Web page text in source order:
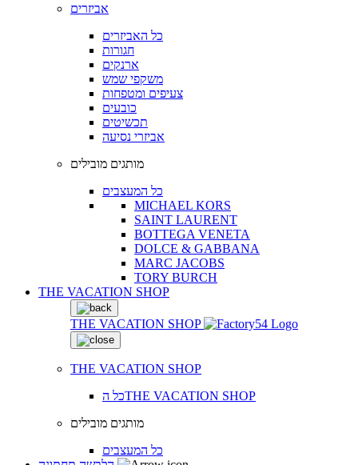
אביזרים
כל האביזרים
חגורות
ארנקים
משקפי שמש
צעיפים ומטפחות
כובעים
תכשיטים
אביזרי נסיעה
מותגים מובילים
כל המעצבים
MICHAEL KORS
SAINT LAURENT
BOTTEGA VENETA
DOLCE & GABBANA
MARC JACOBS
TORY BURCH
THE VACATION SHOP
THE VACATION SHOP
THE VACATION SHOP
כל הTHE VACATION SHOP
מותגים מובילים
כל המעצבים